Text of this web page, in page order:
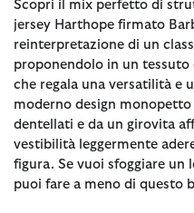
Scopri il mix perfetto di
jersey Harthope firmato
reinterpretazione di un
proponendolo in un
che regala una versatilità e
moderno design
dentellati e da un girovita
vestibilità leggermente
figura. Se vuoi sfoggiare un
puoi fare a meno di questo